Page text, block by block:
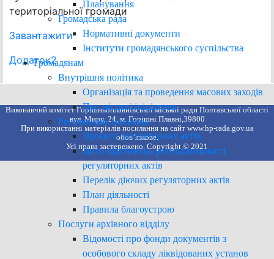
Планування
Громадська рада
Нормативні документи
Інститути громадянського суспільства
Громадянам
Внутрішня політика
Організація та проведення масових заходів
Про місцеві ініціативи
Регуляторна політика
Проєкти регуляторних актів
Звіти відстежень результативності
регуляторних актів
Перелік діючих регуляторних актів
План діяльності
Правила благоустрою
Послуги архівного відділу
Відомості про фонди документів з
особового складу ліквідованих установ
територіальної громади
Завантажити
Додаток2
Виконавчий комітет Горішньоплавнівської міської ради Полтавської області
вул. Миру, 24, м. Горішні Плавні,39800
При використанні матеріалів посилання на сайт www.hp-rada.gov.ua
обов’язкове.
Усі права застережено. Copyright © 2021